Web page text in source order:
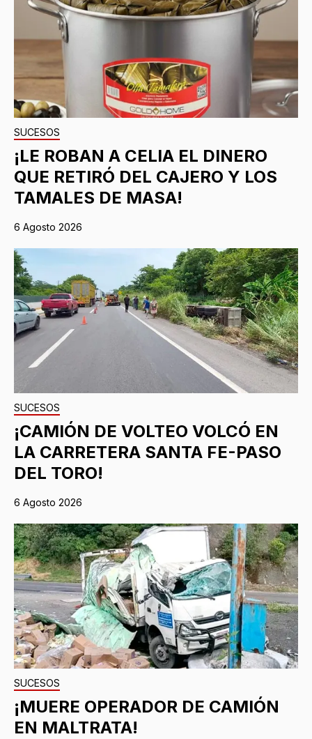
SUCESOS
¡LE ROBAN A CELIA EL DINERO
QUE RETIRÓ DEL CAJERO Y LOS
TAMALES DE MASA!
6 Agosto 2026
SUCESOS
¡CAMIÓN DE VOLTEO VOLCÓ EN
LA CARRETERA SANTA FE-PASO
DEL TORO!
6 Agosto 2026
SUCESOS
¡MUERE OPERADOR DE CAMIÓN
EN MALTRATA!